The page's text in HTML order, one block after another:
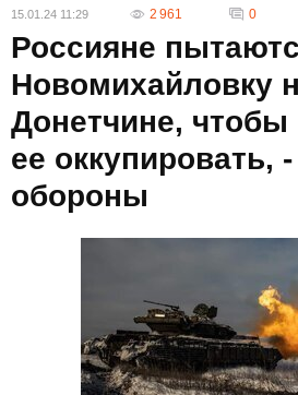
15.01.24 11:29 2 961 0
Россияне
Новомихайловку
Донетчине,
ее оккупировать,
обороны